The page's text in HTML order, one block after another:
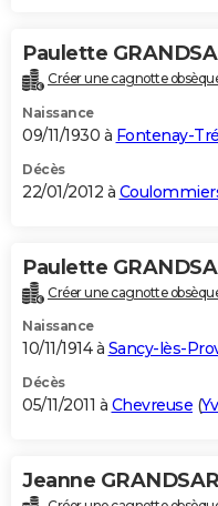
Paulette
Créer une cagnotte
Naissance
09/11/1930 à Fontenay-
Décès
22/01/2012 à
Paulette
Créer une cagnotte
Naissance
10/11/1914 à Sancy-lès-
Décès
05/11/2011 à Chevreuse (
Jeanne